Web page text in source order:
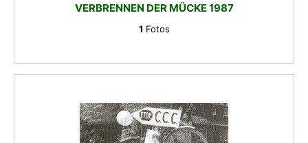
VERBRENNEN DER MÜCKE 1987
1 Fotos